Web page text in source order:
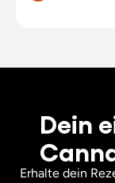
Dein
Erhalte dein